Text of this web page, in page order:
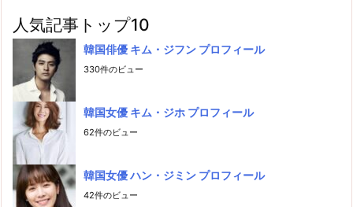
人気記事トップ10
韓国俳優 キム・ジフン プロフィール
330件のビュー
韓国女優 キム・ジホ プロフィール
62件のビュー
韓国女優 ハン・ジミン プロフィール
42件のビュー